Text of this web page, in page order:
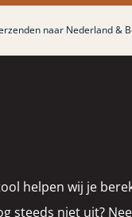
naar Nederland &
helpen wij je
steeds niet uit?